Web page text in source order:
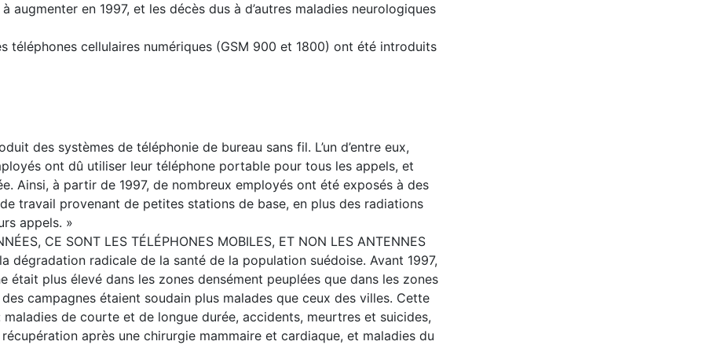
augmenter en 1997, et les décès dus à d’autres maladies neurologiques
téléphones cellulaires numériques (GSM 900 et 1800) ont été introduits
des systèmes de téléphonie de bureau sans fil. L’un d’entre eux,
ont dû utiliser leur téléphone portable pour tous les appels, et
Ainsi, à partir de 1997, de nombreux employés ont été exposés à des
travail provenant de petites stations de base, en plus des radiations
appels. »
CE SONT LES TÉLÉPHONES MOBILES, ET NON LES ANTENNES
dégradation radicale de la santé de la population suédoise. Avant 1997,
plus élevé dans les zones densément peuplées que dans les zones
des campagnes étaient soudain plus malades que ceux des villes. Cette
de courte et de longue durée, accidents, meurtres et suicides,
après une chirurgie mammaire et cardiaque, et maladies du